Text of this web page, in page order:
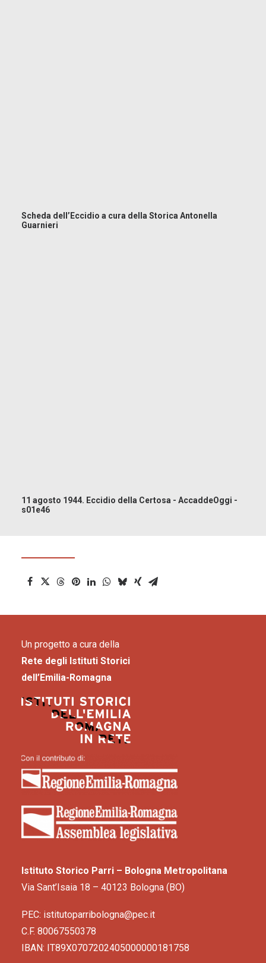
Scheda dell’Eccidio a cura della Storica Antonella
Guarnieri
11 agosto 1944. Eccidio della Certosa - AccaddeOggi -
s01e46
Un progetto a cura della
Rete degli Istituti Storici
dell’Emilia-Romagna
Istituto Storico Parri – Bologna Metropolitana
Via Sant’Isaia 18 – 40123 Bologna (BO)
PEC: istitutoparribologna@pec.it
C.F. 80067550378
IBAN: IT89X0707202405000000181758